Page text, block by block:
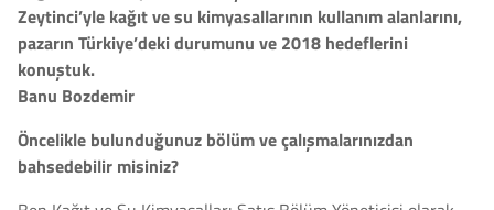
Zeytinci’yle kağıt ve su kimyasallarının kullanım alanlarını,
pazarın Türkiye’deki durumunu ve 2018 hedeflerini
konuştuk.
Banu Bozdemir
Öncelikle bulunduğunuz bölüm ve çalışmalarınızdan
bahsedebilir misiniz?